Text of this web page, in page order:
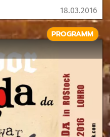
18.03.2016
PROGRAMM